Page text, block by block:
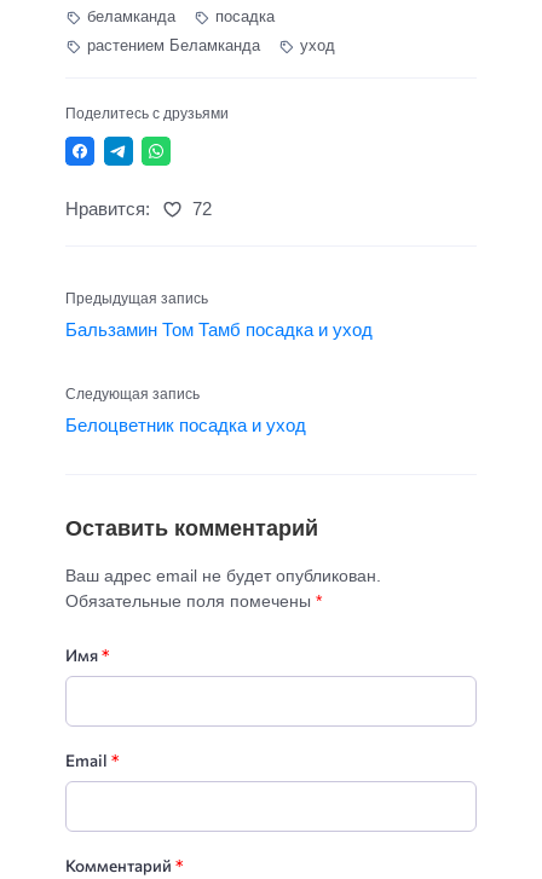
беламканда
посадка
растением Беламканда
уход
Поделитесь с друзьями
Нравится: 72
Предыдущая запись
Бальзамин Том Тамб посадка и уход
Следующая запись
Белоцветник посадка и уход
Оставить комментарий
Ваш адрес email не будет опубликован.
Обязательные поля помечены *
Имя*
Email *
Комментарий *